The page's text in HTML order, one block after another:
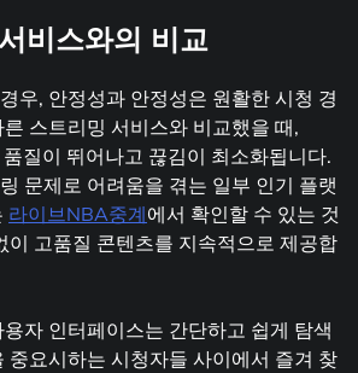
비스와의 비교
우, 안정성과 안정성은 원활한 시청 경
스트리밍 서비스와 비교했을 때,
질이 뛰어나고 끊김이 최소화됩니다.
문제로 어려움을 겪는 일부 인기 플랫
라이브NBA중계에서 확인할 수 있는 것
이 고품질 콘텐츠를 지속적으로 제공합
자 인터페이스는 간단하고 쉽게 탐색
중요시하는 시청자들 사이에서 즐겨 찾